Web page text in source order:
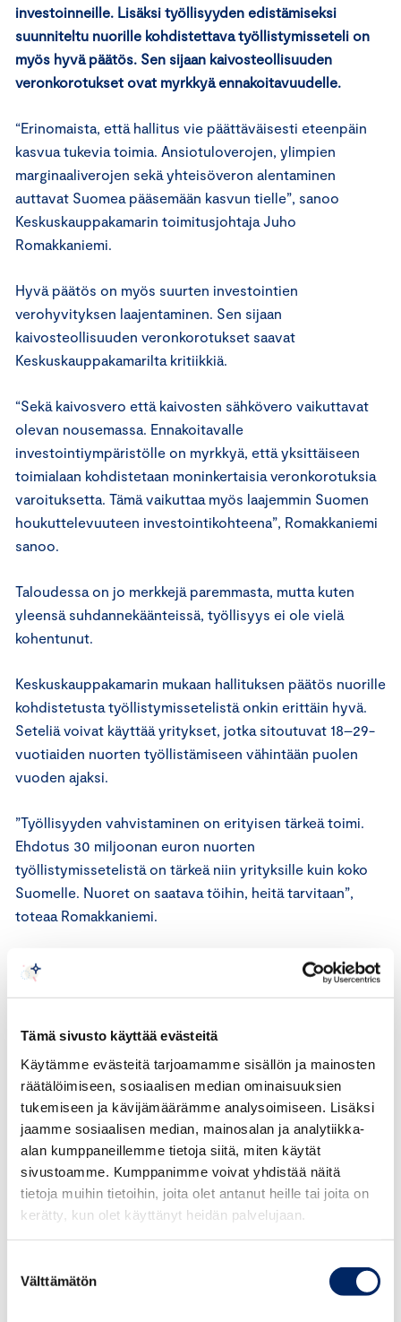
Tämä sivusto käyttää evästeitä
Käytämme evästeitä tarjoamamme sisällön ja mainosten
räätälöimiseen, sosiaalisen median ominaisuuksien
tukemiseen ja kävijämäärämme analysoimiseen. Lisäksi
jaamme sosiaalisen median, mainosalan ja analytiikka-
alan kumppaneillemme tietoja siitä, miten käytät
sivustoamme. Kumppanimme voivat yhdistää näitä
tietoja muihin tietoihin, joita olet antanut heille tai joita on
kerätty, kun olet käyttänyt heidän palvelujaan.
valinta
Välttämätön
investoinneille. Lisäksi työllisyyden edistämiseksi
suunniteltu nuorille kohdistettava työllistymisseteli on
myös hyvä päätös. Sen sijaan kaivosteollisuuden
veronkorotukset ovat myrkkyä ennakoitavuudelle.
“Erinomaista, että hallitus vie päättäväisesti eteenpäin
kasvua tukevia toimia. Ansiotuloverojen, ylimpien
marginaaliverojen sekä yhteisöveron alentaminen
auttavat Suomea pääsemään kasvun tielle”, sanoo
Keskuskauppakamarin toimitusjohtaja Juho
Romakkaniemi.
Hyvä päätös on myös suurten investointien
verohyvityksen laajentaminen. Sen sijaan
kaivosteollisuuden veronkorotukset saavat
Keskuskauppakamarilta kritiikkiä.
“Sekä kaivosvero että kaivosten sähkövero vaikuttavat
olevan nousemassa. Ennakoitavalle
investointiympäristölle on myrkkyä, että yksittäiseen
toimialaan kohdistetaan moninkertaisia veronkorotuksia
varoituksetta. Tämä vaikuttaa myös laajemmin Suomen
houkuttelevuuteen investointikohteena”, Romakkaniemi
sanoo.
Taloudessa on jo merkkejä paremmasta, mutta kuten
yleensä suhdannekäänteissä, työllisyys ei ole vielä
kohentunut.
Keskuskauppakamarin mukaan hallituksen päätös nuorille
kohdistetusta työllistymissetelistä onkin erittäin hyvä.
Seteliä voivat käyttää yritykset, jotka sitoutuvat 18–29-
vuotiaiden nuorten työllistämiseen vähintään puolen
vuoden ajaksi.
”Työllisyyden vahvistaminen on erityisen tärkeä toimi.
Ehdotus 30 miljoonan euron nuorten
työllistymissetelistä on tärkeä niin yrityksille kuin koko
Suomelle. Nuoret on saatava töihin, heitä tarvitaan”,
toteaa Romakkaniemi.
Kokonaisuudessaan budjettiriihessä päätetyt kasvu- ja
sopeutustoimet ovat askel oikeaan suuntaan julkisen
toimenpiteet päätettiin panna toimeen suunnitellusti
ensi vuoden budjetissa. Niillä on aitoja, positiivisia
kasvuvaikutuksia. Päätettyjen toimenpiteiden avulla
Suomen on mahdollisuus kulkea kohti kasvua ja julkinen
talous pystytään vakauttamaan pitkällä aikavälillä”, sanoo
Romakkaniemi.